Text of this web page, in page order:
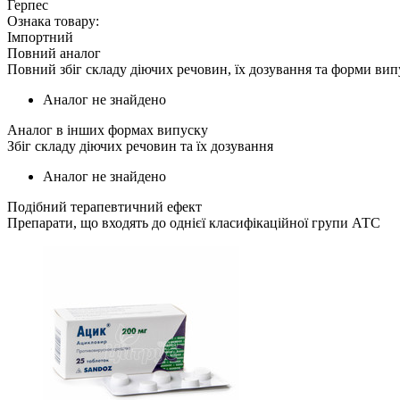
Герпес
Ознака товару:
Імпортний
Повний аналог
Повний збіг складу діючих речовин, їх дозування та форми
Аналог не знайдено
Аналог в інших формах випуску
Збіг складу діючих речовин та їх дозування
Аналог не знайдено
Подібний терапевтичний ефект
Препарати, що входять до однієї класифікаційної групи АТС